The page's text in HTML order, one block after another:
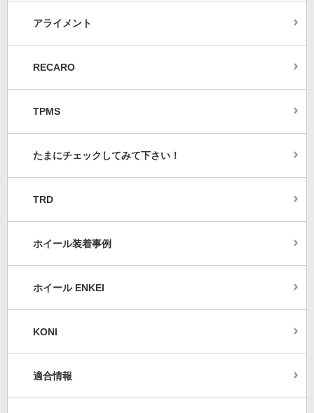
アライメント
RECARO
TPMS
たまにチェックしてみて下さい！
TRD
ホイール装着事例
ホイール ENKEI
KONI
適合情報